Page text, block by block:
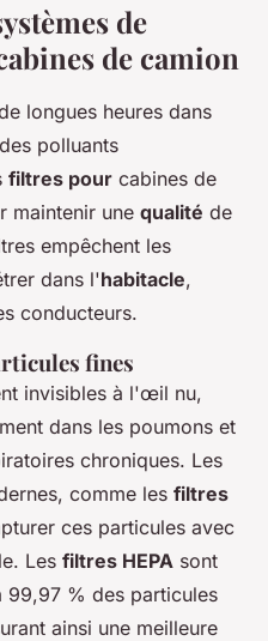
de
de camion
longues heures dans
polluants
filtres pour cabines de
maintenir une qualité de
empêchent les
dans l'habitacle,
conducteurs.
fines
invisibles à l'œil nu,
dans les poumons et
chroniques. Les
comme les filtres
ces particules avec
Les filtres HEPA sont
99,97 % des particules
ainsi une meilleure